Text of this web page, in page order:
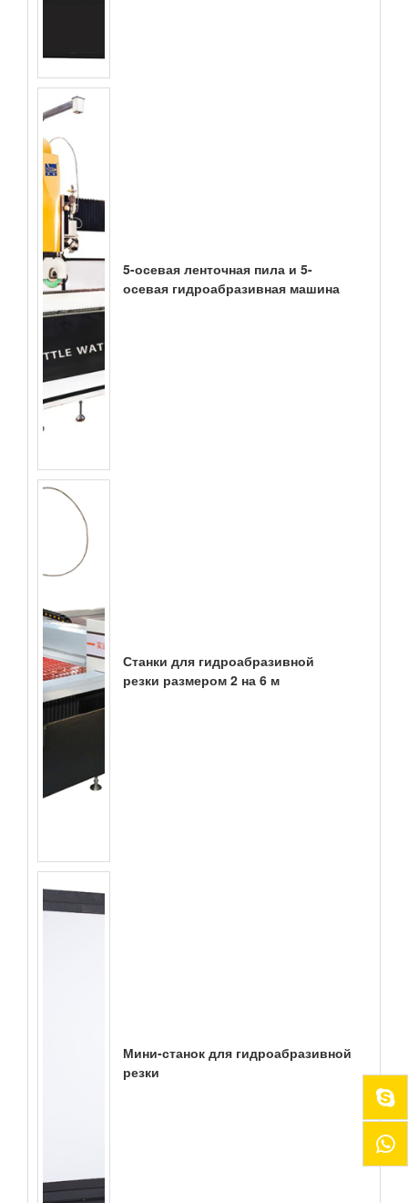
5-осевая ленточная пила и 5-
осевая гидроабразивная машина
Станки для гидроабразивной
резки размером 2 на 6 м
Мини-станок для гидроабразивной
резки